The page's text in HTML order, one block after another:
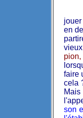
en
faire
cela
son